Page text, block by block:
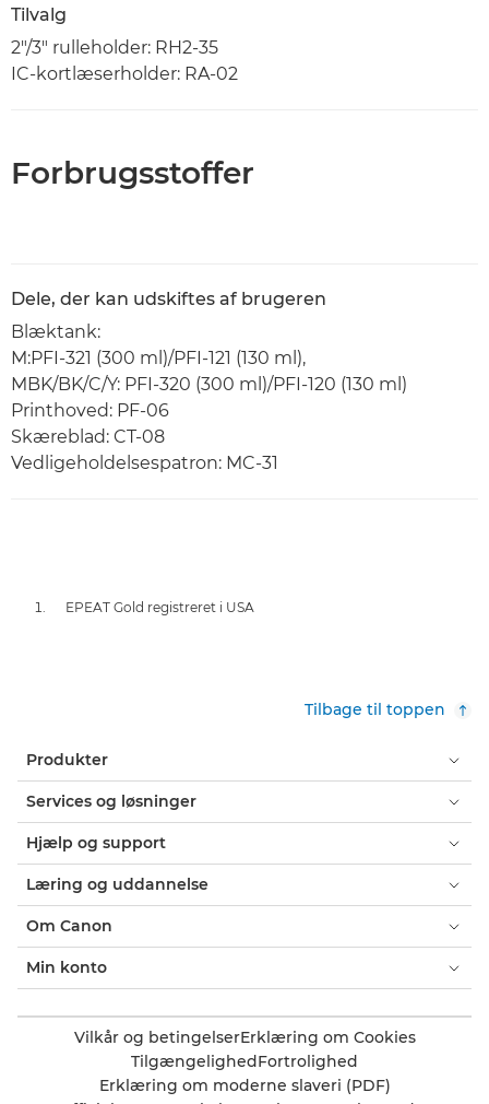
Tilvalg
2"/3" rulleholder: RH2-35
IC-kortlæserholder: RA-02
Forbrugsstoffer
Dele, der kan udskiftes af brugeren
Blæktank:
M:PFI-321 (300 ml)/PFI-121 (130 ml),
MBK/BK/C/Y: PFI-320 (300 ml)/PFI-120 (130 ml)
Printhoved: PF-06
Skæreblad: CT-08
Vedligeholdelsespatron: MC-31
EPEAT Gold registreret i USA
Tilbage til toppen
Produkter
Services og løsninger
Hjælp og support
Læring og uddannelse
Om Canon
Min konto
Vilkår og betingelserErklæring om Cookies
TilgængelighedFortrolighed
Erklæring om moderne slaveri (PDF)